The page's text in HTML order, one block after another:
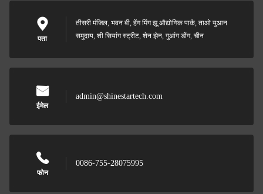
पता
तीसरी मंजिल, भवन बी, हेंग मिंग झू औद्योगिक पार्क, ताओ युआन
समुदाय, शी सियांग स्ट्रीट, शेन झेन, गुआंग डोंग, चीन
ईमेल
admin@shinestartech.com
फोन
0086-755-28075995